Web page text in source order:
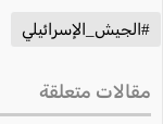
#الجيش_الإسرائيلي
مقالات متعلقة